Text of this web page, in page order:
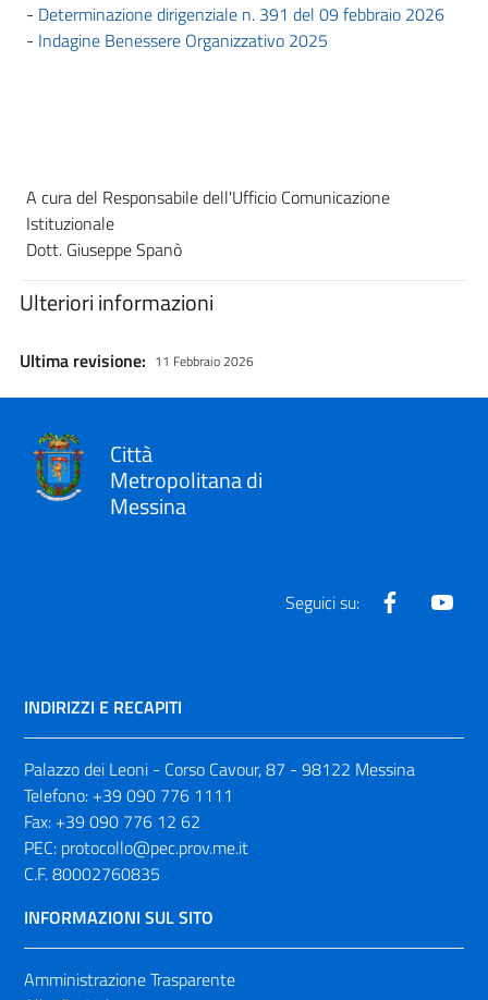
- Determinazione dirigenziale n. 391 del 09 febbraio 2026
- Indagine Benessere Organizzativo 2025
A cura del Responsabile dell'Ufficio Comunicazione
Istituzionale
Dott. Giuseppe Spanò
Ulteriori informazioni
Ultima revisione: 11 Febbraio 2026
Città
Metropolitana di
Messina
Seguici su: Facebook
INDIRIZZI E RECAPITI
Palazzo dei Leoni - Corso Cavour, 87 - 98122 Messina
Telefono: +39 090 776 1111
Fax: +39 090 776 12 62
PEC: protocollo@pec.prov.me.it
C.F. 80002760835
INFORMAZIONI SUL SITO
Amministrazione Trasparente